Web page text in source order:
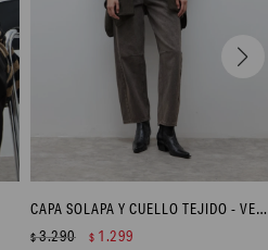
CAPA SOLAPA Y CUELLO TEJIDO - VERDE OLIVA
$3.290 $ 1.299